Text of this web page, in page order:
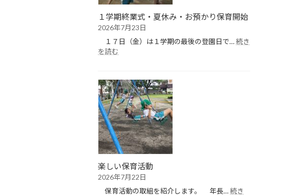
１学期終業式・夏休み・お預かり保育開始
2026年7月23日
１７日（金）は１学期の最後の登園日で…続き
を読む
期
終
業
式・
夏
休
み・
お
か
り
保
楽しい保育活動
2026年7月22日
保育活動の取組を紹介します。 年長…続き